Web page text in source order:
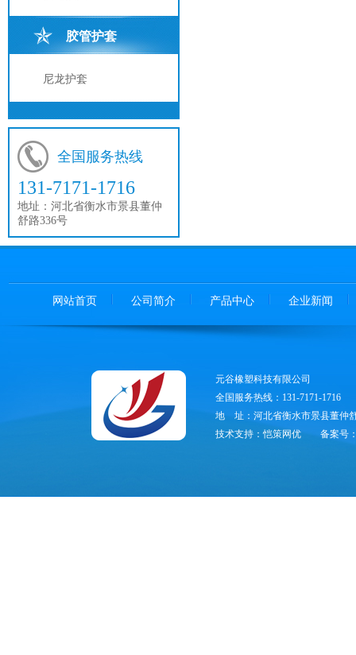
胶管护套
尼龙护套
全国服务热线
131-7171-1716
地址： 河北省衡水市景县董仲
舒路336号
网站首页 公司简介 产品中心 企业新闻
元谷橡塑科技有限公司
全国服务热线：131-7171-1716
地 址：河北省衡水市景县董仲
技术支持：恺策网优
备案号